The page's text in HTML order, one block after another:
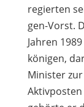
regier­ten
gen-Vorst.
Jah­ren
kö­ni­gen,
Minis­ter